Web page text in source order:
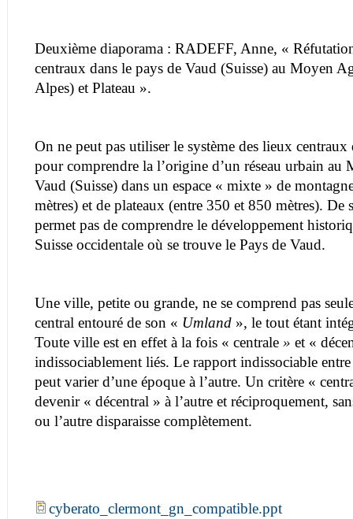
Deuxième diaporama : RADEFF, Anne, «
centraux dans le pays de Vaud (Suisse) au Moyen
Alpes) et Plateau ».
On ne peut pas utiliser le système des lieux
pour comprendre la l’origine d’un réseau urbain au
Vaud (Suisse) dans un espace « mixte » de
mètres) et de plateaux (entre 350 et 850 mètres). De
permet pas de comprendre le développement
Suisse occidentale où se trouve le Pays de Vaud.
Une ville, petite ou grande, ne se comprend pas
central entouré de son « Umland », le tout étant
Toute ville est en effet à la fois « centrale » et «
indissociablement liés. Le rapport indissociable
peut varier d’une époque à l’autre. Un critère «
devenir « décentral » à l’autre et réciproquement,
ou l’autre disparaisse complètement.
cyberato_clermont_gn_compatible.ppt